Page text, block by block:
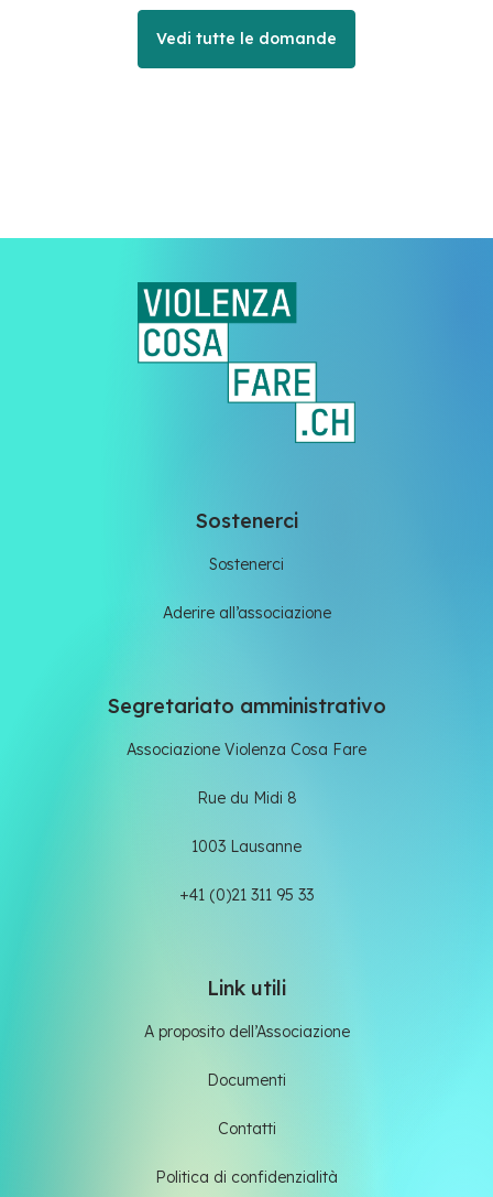
Vedi tutte le domande
Sostenerci
Sostenerci
Aderire all’associazione
Segretariato amministrativo
Associazione Violenza Cosa Fare
Rue du Midi 8
1003 Lausanne
+41 (0)21 311 95 33
Link utili
A proposito dell’Associazione
Documenti
Contatti
Politica di confidenzialità